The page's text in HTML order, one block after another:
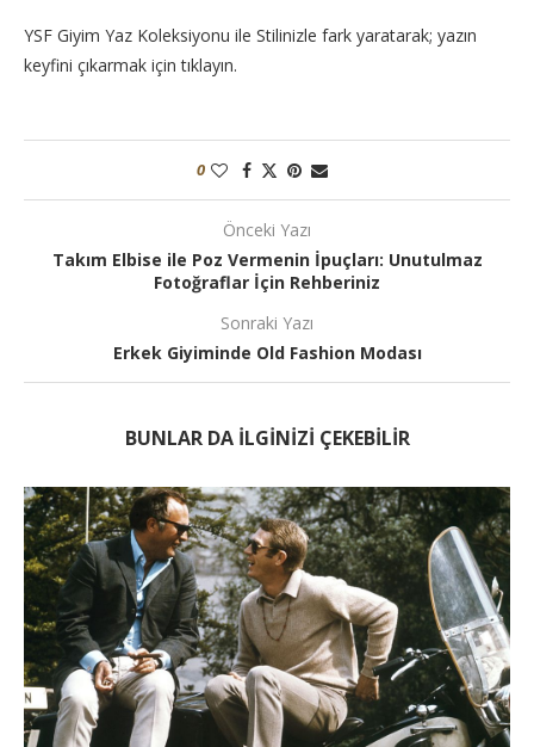
YSF Giyim Yaz Koleksiyonu ile Stilinizle fark yaratarak; yazın
keyfini çıkarmak için tıklayın.
0
Önceki Yazı
Takım Elbise ile Poz Vermenin İpuçları: Unutulmaz
Fotoğraflar İçin Rehberiniz
Sonraki Yazı
Erkek Giyiminde Old Fashion Modası
BUNLAR DA ILGINIZI ÇEKEBILIR